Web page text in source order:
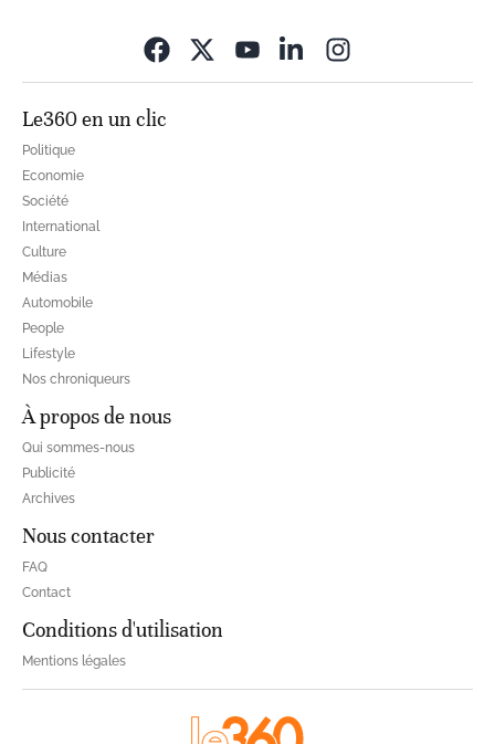
Le360 en un clic
Politique
Economie
Société
International
Culture
Médias
Automobile
People
Lifestyle
Nos chroniqueurs
À propos de nous
Qui sommes-nous
Publicité
Archives
Nous contacter
FAQ
Contact
Conditions d'utilisation
Mentions légales